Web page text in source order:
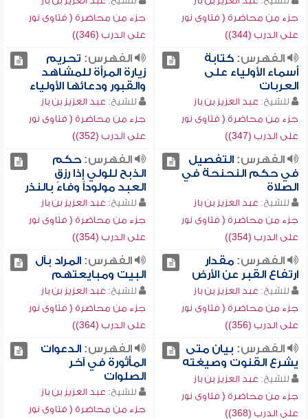
جزء من محاضرة ( فتاوى نور
على الدرب (344))
جزء من محاضرة ( فتاوى نور
على الدرب (346))
الفهرس:كتابة
أسماء الأولياء على
العربات
للشيخ: عبد العزيز بن باز
جزء من محاضرة ( فتاوى نور
على الدرب (347))
الفهرس: تحريم
زيارة المرأة للمشاهد
والقبور ودعائها الأولياء
للشيخ: عبد العزيز بن باز
جزء من محاضرة ( فتاوى نور
على الدرب (352))
الفهرس:التفصيل
في حكم النحنحة في
الصلاة
للشيخ: عبد العزيز بن باز
جزء من محاضرة ( فتاوى نور
على الدرب (354))
الفهرس:حكم
الذبح للولي إذا رزق
العبد مولوداً وفاءً بالنذر
للشيخ: عبد العزيز بن باز
جزء من محاضرة ( فتاوى نور
على الدرب (354))
الفهرس:مقدار
ارتفاع القبر عن الأرض
للشيخ: عبد العزيز بن باز
جزء من محاضرة ( فتاوى نور
على الدرب (356))
الفهرس:المراد بآل
البيت ومبايعتهم
للشيخ: عبد العزيز بن باز
جزء من محاضرة ( فتاوى نور
على الدرب (364))
الفهرس: بيان متى
يشرع القنوت وصيغته
للشيخ: عبد العزيز بن باز
جزء من محاضرة ( فتاوى نور
على الدرب (368))
الفهرس:الدعوات
المأثورة في آخر
الصلوات
للشيخ: عبد العزيز بن باز
جزء من محاضرة ( فتاوى نور